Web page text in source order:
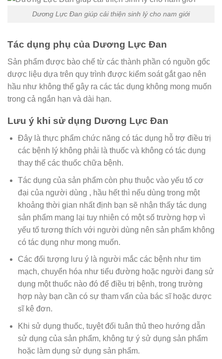
Dương Lực Đan giúp cải thiện sinh lý cho nam giới
Tác dụng phụ của Dương Lực Đan
Sản phẩm được bào chế từ các thành phần có nguồn gốc
dược liệu dựa trên quy trình được kiểm soát gắt gao nên
hầu như không thể gây ra các tác dụng không mong muốn
trong cả ngắn hạn và dài hạn.
Lưu ý khi sử dụng Dương Lực Đan
Đây là thực phẩm chức năng có tác dụng hỗ trợ điều trị
các bệnh lý không phải là thuốc và không có tác dụng
thay thế các thuốc chữa bệnh.
Tác dụng của sản phẩm còn phụ thuộc vào yếu tố cơ
đại của người dùng , hầu hết thì nếu dùng trong một
khoảng thời gian nhất định bạn sẽ nhận thấy tác dụng
sản phẩm mang lại tuy nhiên có một số trường hợp vì
yếu tố tương thích với người dùng nên sản phẩm không
có tác dụng như mong muốn.
Các đối tượng lưu ý là người mắc các bệnh như tim
mạch, chuyển hóa như tiểu đường hoặc người đang sử
dụng một thuốc nào đó để điều trị bệnh, trong trường
hợp này bạn cần có sự tham vấn của bác sĩ hoặc dược
sĩ kê đơn.
Khi sử dụng thuốc, tuyệt đối tuân thủ theo hướng dẫn
sử dụng của sản phẩm, không tự ý sử dụng sản phẩm
hoặc làm dụng sử dụng sản phẩm.